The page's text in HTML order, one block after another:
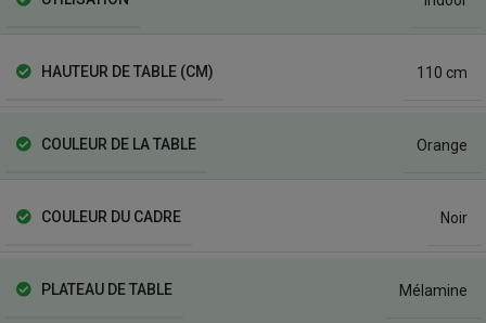
HAUTEUR DE TABLE (CM) 110 cm
COULEUR DE LA TABLE Orange
COULEUR DU CADRE Noir
PLATEAU DE TABLE Mélamine